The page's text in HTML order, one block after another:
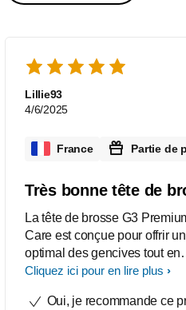
Lillie93
4/6/2025
France Partie de
Très bonne tête de
La tête de brosse G3
Care est conçue pour offrir
optimal des gencives tout en
garantissant un nettoyage
brosses à dents électriques
Cliquez ici pour en lire plus
Oui, je recommande ce